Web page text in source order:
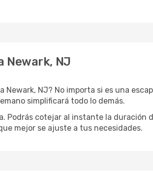
Newark, NJ
NJ? No importa si es una
simplificará todo lo demás.
Podrás cotejar al instante la duración
mejor se ajuste a tus necesidades.